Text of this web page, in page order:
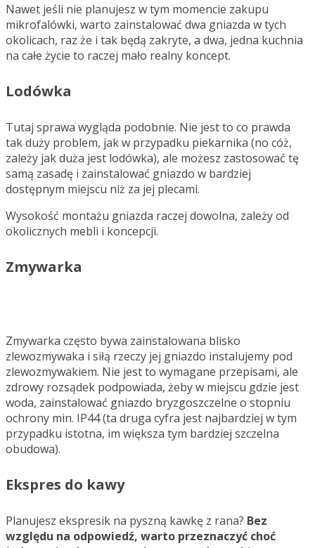
Nawet jeśli nie planujesz w tym momencie zakupu
mikrofalówki, warto zainstalować dwa gniazda w tych
okolicach, raz że i tak będą zakryte, a dwa, jedna kuchnia
na całe życie to raczej mało realny koncept.
Lodówka
Tutaj sprawa wygląda podobnie. Nie jest to co prawda
tak duży problem, jak w przypadku piekarnika (no cóż,
zależy jak duża jest lodówka), ale możesz zastosować tę
samą zasadę i zainstalować gniazdo w bardziej
dostępnym miejscu niż za jej plecami.
Wysokość montażu gniazda raczej dowolna, zależy od
okolicznych mebli i koncepcji.
Zmywarka
Zmywarka często bywa zainstalowana blisko
zlewozmywaka i siłą rzeczy jej gniazdo instalujemy pod
zlewozmywakiem. Nie jest to wymagane przepisami, ale
zdrowy rozsądek podpowiada, żeby w miejscu gdzie jest
woda, zainstalować gniazdo bryzgoszczelne o stopniu
ochrony min. IP44 (ta druga cyfra jest najbardziej w tym
przypadku istotna, im większa tym bardziej szczelna
obudowa).
Ekspres do kawy
Planujesz ekspresik na pyszną kawkę z rana? Bez
względu na odpowiedź, warto przeznaczyć choć